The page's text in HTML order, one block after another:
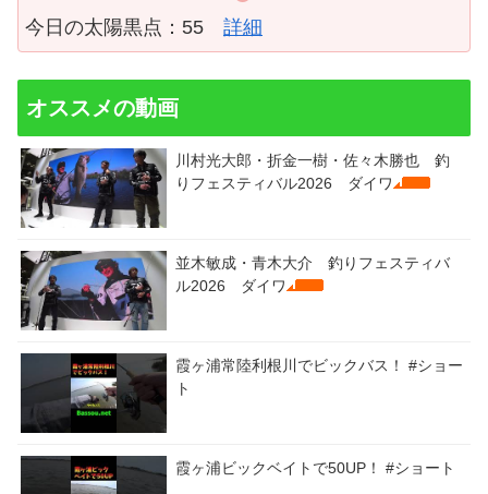
今日の太陽黒点：55 詳細
オススメの動画
川村光大郎・折金一樹・佐々木勝也 釣
りフェスティバル2026 ダイワ
並木敏成・青木大介 釣りフェスティバ
ル2026 ダイワ
霞ヶ浦常陸利根川でビックバス！ #ショー
ト
霞ヶ浦ビックベイトで50UP！ #ショート